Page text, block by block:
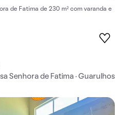
de Fatima de 230 m² com varanda e
Senhora de Fatima · Guarulhos